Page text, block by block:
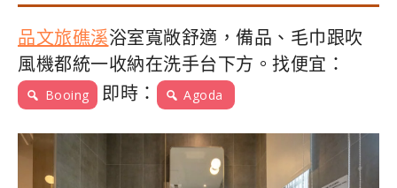
品文旅礁溪浴室寬敞舒適，備品、毛巾跟吹
風機都統一收納在洗手台下方。找便宜：
Booing 即時： Agoda